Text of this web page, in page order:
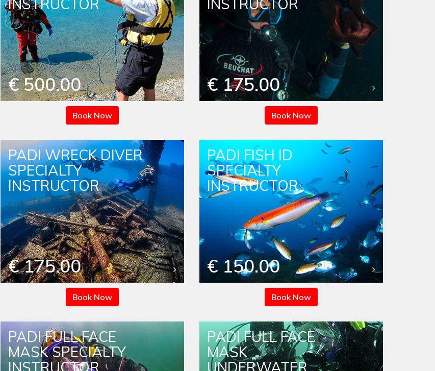
INSTRUCTOR
€ 500.00
Book Now
INSTRUCTOR
€ 175.00
Book Now
PADI WRECK DIVER
SPECIALTY
INSTRUCTOR
€ 175.00
Book Now
PADI FISH ID
SPECIALTY
INSTRUCTOR
€ 150.00
Book Now
PADI FULL FACE
MASK SPECIALTY
INSTRUCTOR
PADI FULL FACE
MASK
UNDERWATER